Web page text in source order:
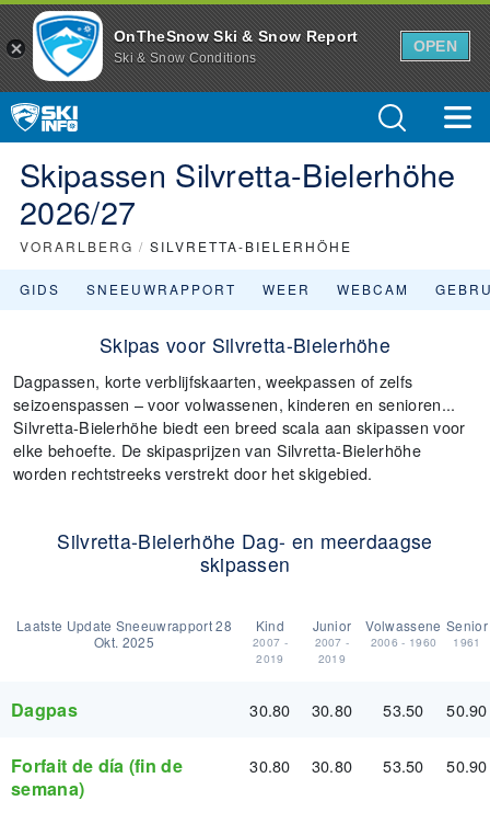
OnTheSnow Ski & Snow Report
Ski & Snow Conditions
OPEN
Skipassen Silvretta-Bielerhöhe
2026/27
VORARLBERG / SILVRETTA-BIELERHÖHE
GIDS SNEEUWRAPPORT WEER WEBCAM
Skipas voor Silvretta-Bielerhöhe
Dagpassen, korte verblijfskaarten, weekpassen of zelfs
seizoenspassen – voor volwassenen, kinderen en senioren...
Silvretta-Bielerhöhe biedt een breed scala aan skipassen voor
elke behoefte. De skipasprijzen van Silvretta-Bielerhöhe
worden rechtstreeks verstrekt door het skigebied.
Silvretta-Bielerhöhe Dag- en meer­daagse
skipassen
Laatste Update Sneeuwrapport28
Okt. 2025
Kind
2007 -
2019
Junior
2007 -
2019
Volwassene
2006 - 1960
Senior
1961
Dagpas 30.80 30.80 53.50 50.90
Forfait de día (fin de
semana)
30.80 30.80 53.50 50.90